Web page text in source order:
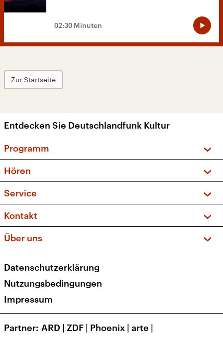
02:30 Minuten
Zur Startseite
Entdecken Sie Deutschlandfunk Kultur
Programm
Sendungen und Podcasts
Musikliste
Kakadu – Das Kinderprogramm
Hören
Frequenzen (UKW + DAB+)
Service
FAQ
Apps
Newsletter
Veranstaltungen
Kontakt
Social Media
Über uns
Presse
Karriere
Transparenz
Datenschutzerklärung
Nutzungsbedingungen
Impressum
Partner ARD | ZDF | Phoenix | arte |